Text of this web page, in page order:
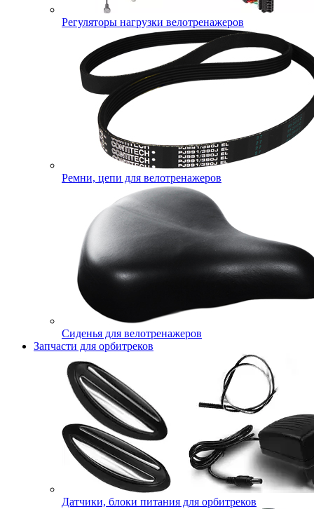
Регуляторы нагрузки велотренажеров
Ремни, цепи для велотренажеров
Сиденья для велотренажеров
Запчасти для орбитреков
Датчики, блоки питания для орбитреков